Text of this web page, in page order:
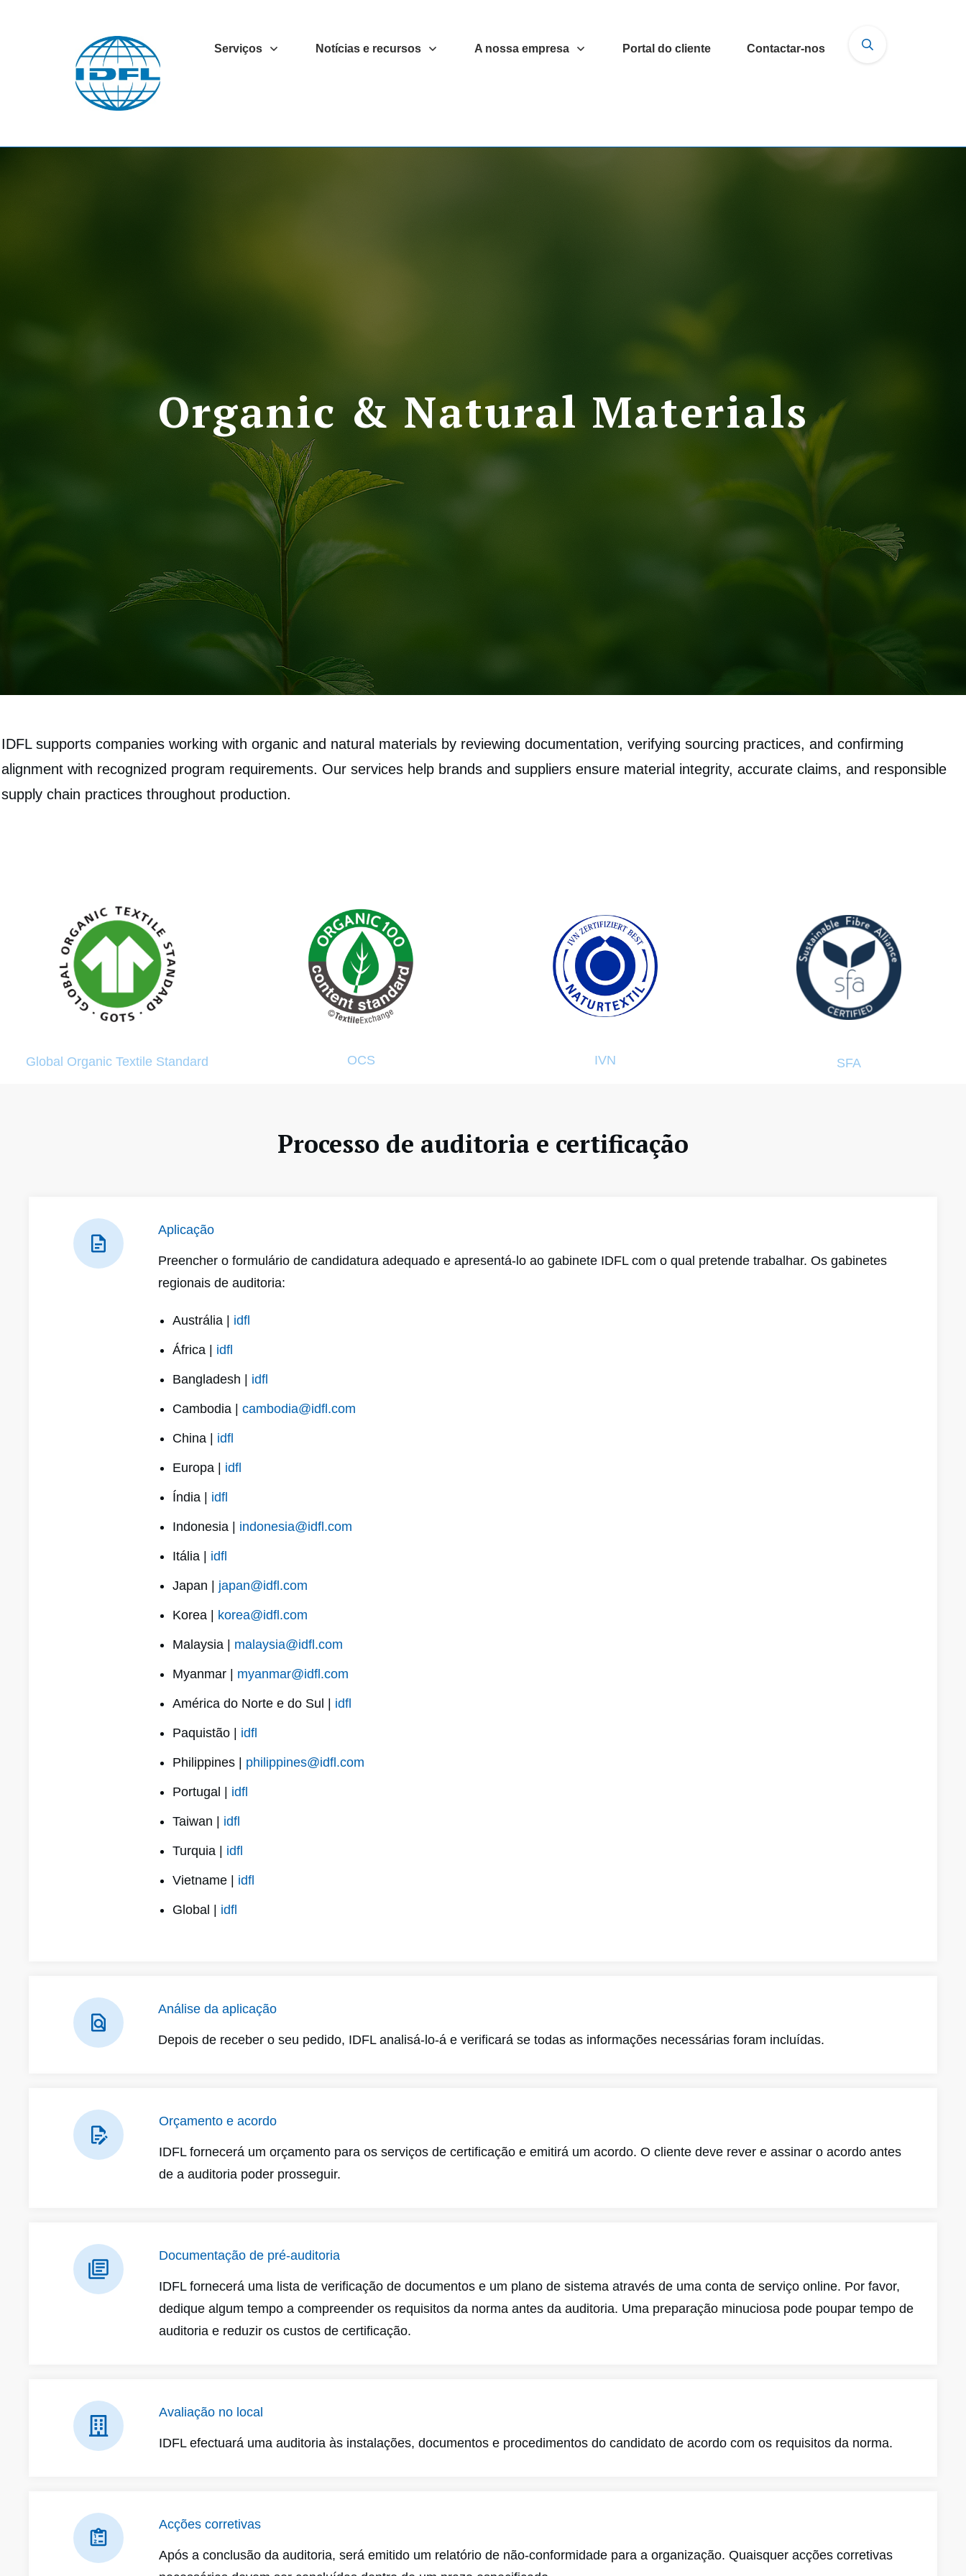
Serviços Notícias e recursos A nossa empresa Portal do cliente Contactar-nos
Organic & Natural Materials
IDFL supports companies working with organic and natural materials by reviewing documentation, verifying sourcing practices, and confirming
alignment with recognized program requirements. Our services help brands and suppliers ensure material integrity, accurate claims, and responsible
supply chain practices throughout production.
Global Organic Textile Standard OCS IVN SFA
Processo de auditoria e certificação
Aplicação
Preencher o formulário de candidatura adequado e apresentá-lo ao gabinete IDFL com o qual pretende trabalhar. Os gabinetes
regionais de auditoria:
Austrália | idfl
África | idfl
Bangladesh | idfl
Cambodia | cambodia@idfl.com
China | idfl
Europa | idfl
Índia | idfl
Indonesia | indonesia@idfl.com
Itália | idfl
Japan | japan@idfl.com
Korea | korea@idfl.com
Malaysia | malaysia@idfl.com
Myanmar | myanmar@idfl.com
América do Norte e do Sul | idfl
Paquistão | idfl
Philippines | philippines@idfl.com
Portugal | idfl
Taiwan | idfl
Turquia | idfl
Vietname | idfl
Global | idfl
Análise da aplicação
Depois de receber o seu pedido, IDFL analisá-lo-á e verificará se todas as informações necessárias foram incluídas.
Orçamento e acordo
IDFL fornecerá um orçamento para os serviços de certificação e emitirá um acordo. O cliente deve rever e assinar o acordo antes
de a auditoria poder prosseguir.
Documentação de pré-auditoria
IDFL fornecerá uma lista de verificação de documentos e um plano de sistema através de uma conta de serviço online. Por favor,
dedique algum tempo a compreender os requisitos da norma antes da auditoria. Uma preparação minuciosa pode poupar tempo de
auditoria e reduzir os custos de certificação.
Avaliação no local
IDFL efectuará uma auditoria às instalações, documentos e procedimentos do candidato de acordo com os requisitos da norma.
Acções corretivas
Após a conclusão da auditoria, será emitido um relatório de não-conformidade para a organização. Quaisquer acções corretivas